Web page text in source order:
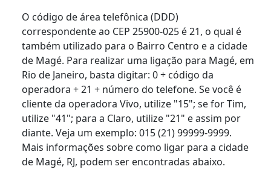
O código de área telefônica (DDD)
correspondente ao CEP 25900-025 é 21, o qual é
também utilizado para o Bairro Centro e a cidade
de Magé. Para realizar uma ligação para Magé, em
Rio de Janeiro, basta digitar: 0 + código da
operadora + 21 + número do telefone. Se você é
cliente da operadora Vivo, utilize "15"; se for Tim,
utilize "41"; para a Claro, utilize "21" e assim por
diante. Veja um exemplo: 015 (21) 99999-9999.
Mais informações sobre como ligar para a cidade
de Magé, RJ, podem ser encontradas abaixo.